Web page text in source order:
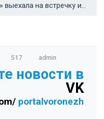
В Бобровском районе «Лада» выехала на встречку и влетела в фуру — двое погибших →
517 admin
новости в
VK
portalvoronezh